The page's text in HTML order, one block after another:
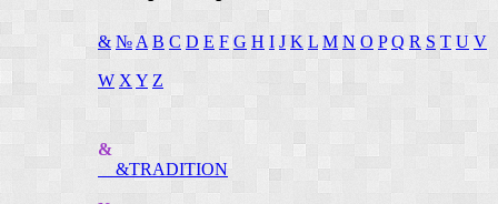
& № A B C D E F G H I J K L M N O P Q R S T U V
W X Y Z
&
&TRADITION